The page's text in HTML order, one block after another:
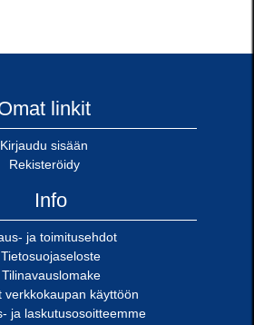
linkit
Kirjaudu sisään
Rekisteröidy
Info
ja toimitusehdot
Tietosuojaseloste
Tilinavauslomake
verkkokaupan käyttöön
ja laskutusosoitteemme